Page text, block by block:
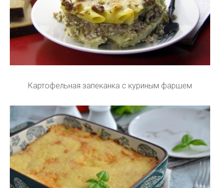
Картофельная запеканка с куриным фаршем